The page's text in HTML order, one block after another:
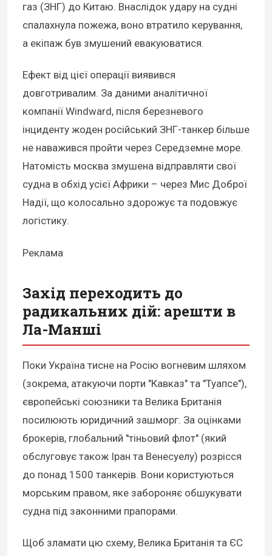
газ (ЗНГ) до Китаю. Внаслідок удару на судні
спалахнула пожежа, воно втратило керування,
а екіпаж був змушений евакуюватися.
Ефект від цієї операції виявився
довготривалим. За даними аналітичної
компанії Windward, після березневого
інциденту жоден російський ЗНГ-танкер більше
не наважився пройти через Середземне море.
Натомість москва змушена відправляти свої
судна в обхід усієї Африки – через Мис Доброї
Надії, що колосально здорожує та подовжує
логістику.
Реклама
Захід переходить до
радикальних дій: арешти в
Ла-Манші
Поки Україна тисне на Росію вогневим шляхом
(зокрема, атакуючи порти "Кавказ" та "Туапсе"),
європейські союзники та Велика Британія
посилюють юридичний зашморг. За оцінками
брокерів, глобальний "тіньовий флот" (який
обслуговує також Іран та Венесуелу) розрісся
до понад 1500 танкерів. Вони користуються
морським правом, яке забороняє обшукувати
судна під законними прапорами.
Щоб зламати цю схему, Велика Британія та ЄС